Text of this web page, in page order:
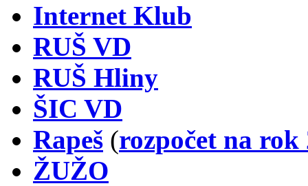
Internet Klub
RUŠ VD
RUŠ Hliny
ŠIC VD
Rapeš (rozpočet na rok
ŽUŽO